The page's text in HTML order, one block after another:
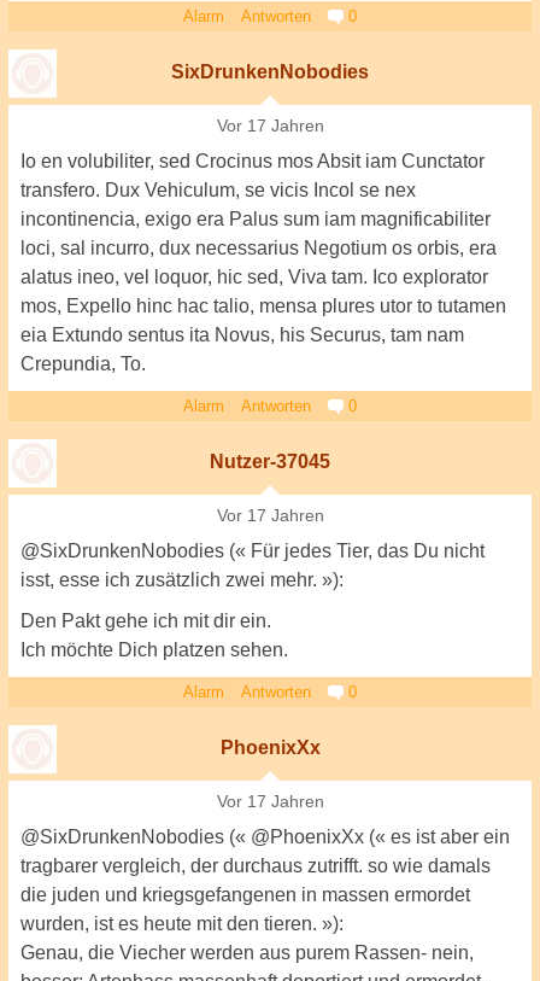
Alarm Antworten 0
SixDrunkenNobodies
Vor 17 Jahren
Io en volubiliter, sed Crocinus mos Absit iam Cunctator
transfero. Dux Vehiculum, se vicis Incol se nex
incontinencia, exigo era Palus sum iam magnificabiliter
loci, sal incurro, dux necessarius Negotium os orbis, era
alatus ineo, vel loquor, hic sed, Viva tam. Ico explorator
mos, Expello hinc hac talio, mensa plures utor to tutamen
eia Extundo sentus ita Novus, his Securus, tam nam
Crepundia, To.
Alarm Antworten 0
Nutzer-37045
Vor 17 Jahren
@SixDrunkenNobodies (« Für jedes Tier, das Du nicht
isst, esse ich zusätzlich zwei mehr. »):
Den Pakt gehe ich mit dir ein.
Ich möchte Dich platzen sehen.
Alarm Antworten 0
PhoenixXx
Vor 17 Jahren
@SixDrunkenNobodies (« @PhoenixXx (« es ist aber ein
tragbarer vergleich, der durchaus zutrifft. so wie damals
die juden und kriegsgefangenen in massen ermordet
wurden, ist es heute mit den tieren. »):
Genau, die Viecher werden aus purem Rassen- nein,